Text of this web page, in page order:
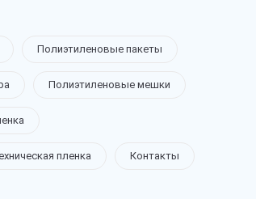
Полиэтиленовые пакеты
Полиэтиленовые мешки
пленка Контакты